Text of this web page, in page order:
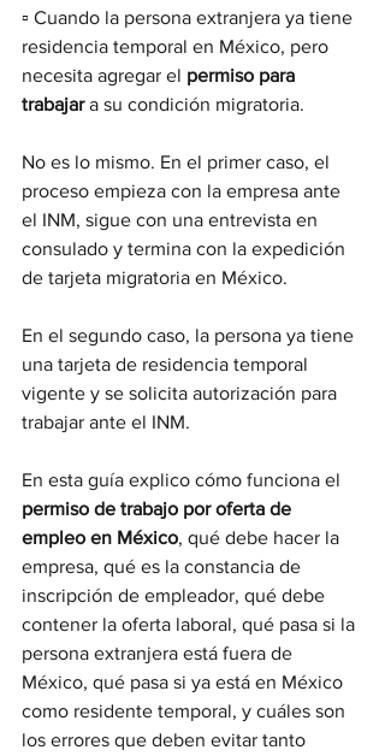
▫️ Cuando la persona extranjera ya tiene
residencia temporal en México, pero
necesita agregar el permiso para
trabajar a su condición migratoria.
No es lo mismo. En el primer caso, el
proceso empieza con la empresa ante
el INM, sigue con una entrevista en
consulado y termina con la expedición
de tarjeta migratoria en México.
En el segundo caso, la persona ya tiene
una tarjeta de residencia temporal
vigente y se solicita autorización para
trabajar ante el INM.
En esta guía explico cómo funciona el
permiso de trabajo por oferta de
empleo en México, qué debe hacer la
empresa, qué es la constancia de
inscripción de empleador, qué debe
contener la oferta laboral, qué pasa si la
persona extranjera está fuera de
México, qué pasa si ya está en México
como residente temporal, y cuáles son
los errores que deben evitar tanto